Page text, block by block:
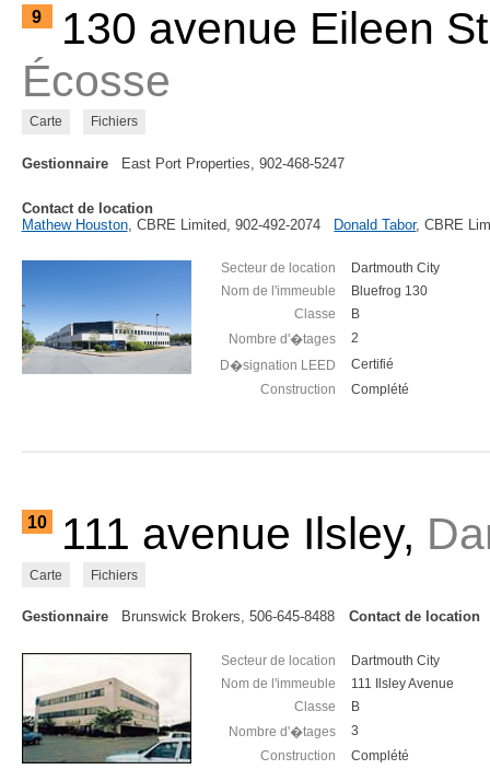
9
130 avenue Eileen
Écosse
Carte Fichiers
Gestionnaire East Port Properties, 902-468-5247
Contact de location
Mathew Houston, CBRE Limited, 902-492-2074 Donald Tabor, CBRE
Secteur de location
Dartmouth City
Nom de l'immeuble
Bluefrog 130
Classe
B
Nombre d'�tages
2
D�signation LEED
Certifié
Construction
Complété
10 111 avenue Ilsley,
Carte Fichiers
Gestionnaire Brunswick Brokers, 506-645-8488 Contact de location
Secteur de location
Dartmouth City
Nom de l'immeuble
111 Ilsley Avenue
Classe
B
Nombre d'�tages
3
Construction
Complété